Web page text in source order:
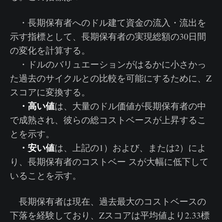
・長期保有者へのドル建て資金の流入・流出を
示す指標として、長期保有者の実現総額の30日間
の変化を計算する。
・ドルのバリュエーションがはるかに小さかっ
た過去のサイクルとの比較を可能にするために、Z
スコアに変換する。
・高い値は、大量のドル価値が長期保有者の中
で成熟され、彼らの総コストベースが上昇するこ
とを示す。
・安い値は、上記の1）および、または2）によ
り、長期保有者のコストベー スが大幅に低下して
いることを示す。
長期保有者は現在、過去最大のコストベースの
下落を経験しており、Zスコアは平均値より2.33標